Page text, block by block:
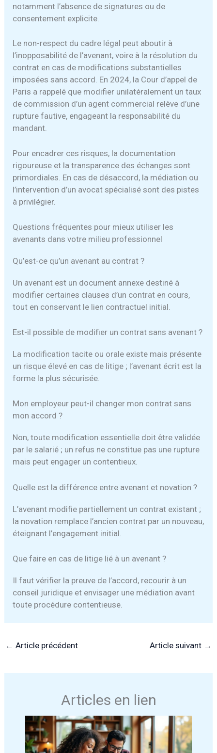
notamment l’absence de signatures ou de
consentement explicite.
Le non-respect du cadre légal peut aboutir à
l’inopposabilité de l’avenant, voire à la résolution du
contrat en cas de modifications substantielles
imposées sans accord. En 2024, la Cour d’appel de
Paris a rappelé que modifier unilatéralement un taux
de commission d’un agent commercial relève d’une
rupture fautive, engageant la responsabilité du
mandant.
Pour encadrer ces risques, la documentation
rigoureuse et la transparence des échanges sont
primordiales. En cas de désaccord, la médiation ou
l’intervention d’un avocat spécialisé sont des pistes
à privilégier.
Questions fréquentes pour mieux utiliser les
avenants dans votre milieu professionnel
Qu’est-ce qu’un avenant au contrat ?
Un avenant est un document annexe destiné à
modifier certaines clauses d’un contrat en cours,
tout en conservant le lien contractuel initial.
Est-il possible de modifier un contrat sans avenant ?
La modification tacite ou orale existe mais présente
un risque élevé en cas de litige ; l’avenant écrit est la
forme la plus sécurisée.
Mon employeur peut-il changer mon contrat sans
mon accord ?
Non, toute modification essentielle doit être validée
par le salarié ; un refus ne constitue pas une rupture
mais peut engager un contentieux.
Quelle est la différence entre avenant et novation ?
L’avenant modifie partiellement un contrat existant ;
la novation remplace l’ancien contrat par un nouveau,
éteignant l’engagement initial.
Que faire en cas de litige lié à un avenant ?
Il faut vérifier la preuve de l’accord, recourir à un
conseil juridique et envisager une médiation avant
toute procédure contentieuse.
← Article précédent Article suivant →
Articles en lien